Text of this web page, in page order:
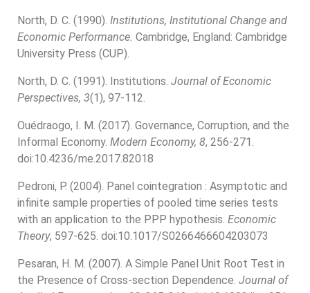
North, D. C. (1990). Institutions, Institutional Change and
Economic Performance. Cambridge, England: Cambridge
University Press (CUP).
North, D. C. (1991). Institutions. Journal of Economic
Perspectives, 3(1), 97-112.
Ouédraogo, I. M. (2017). Governance, Corruption, and the
Informal Economy. Modern Economy, 8, 256-271.
doi:10.4236/me.2017.82018
Pedroni, P. (2004). Panel cointegration : Asymptotic and
infinite sample properties of pooled time series tests
with an application to the PPP hypothesis. Economic
Theory, 597-625. doi:10.1017/S0266466604203073
Pesaran, H. M. (2007). A Simple Panel Unit Root Test in
the Presence of Cross-section Dependence. Journal of